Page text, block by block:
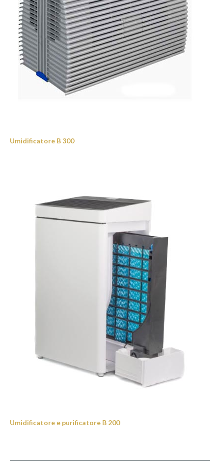
Umidificatore B 300
Umidificatore e purificatore B 200